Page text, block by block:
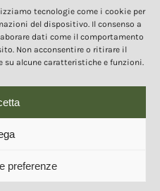
tecnologie come i cookie per
del dispositivo. Il consenso a
dati come il comportamento
Non acconsentire o ritirare il
su alcune caratteristiche e funzioni.
preferenze
COPYRIGHT 2025
di questo sito web sono di
e sono protetti dal diritto
proprietà intellettuale. È vietata la
e delle immagini senza espressa